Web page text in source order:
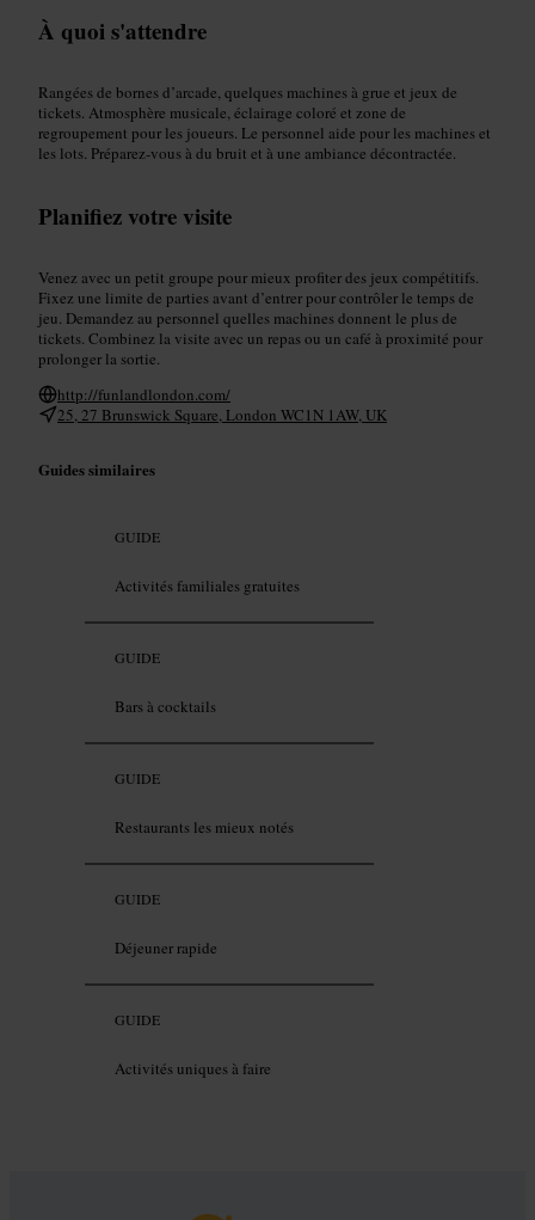
À quoi s'attendre
Rangées de bornes d’arcade, quelques machines à grue et jeux de
tickets. Atmosphère musicale, éclairage coloré et zone de
regroupement pour les joueurs. Le personnel aide pour les machines et
les lots. Préparez-vous à du bruit et à une ambiance décontractée.
Planifiez votre visite
Venez avec un petit groupe pour mieux profiter des jeux compétitifs.
Fixez une limite de parties avant d’entrer pour contrôler le temps de
jeu. Demandez au personnel quelles machines donnent le plus de
tickets. Combinez la visite avec un repas ou un café à proximité pour
prolonger la sortie.
http://funlandlondon.com/
25, 27 Brunswick Square, London WC1N 1AW, UK
Guides similaires
GUIDE
Activités familiales gratuites
GUIDE
Bars à cocktails
GUIDE
Restaurants les mieux notés
GUIDE
Déjeuner rapide
GUIDE
Activités uniques à faire